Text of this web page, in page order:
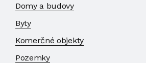
Domy a budovy
Byty
Komerčné objekty
Pozemky